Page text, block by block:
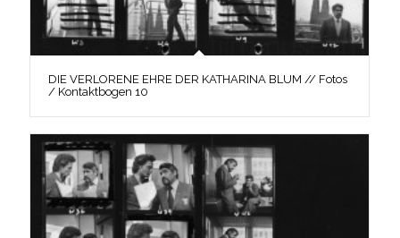
DIE VERLORENE EHRE DER KATHARINA BLUM // Fotos
/ Kontaktbogen 10